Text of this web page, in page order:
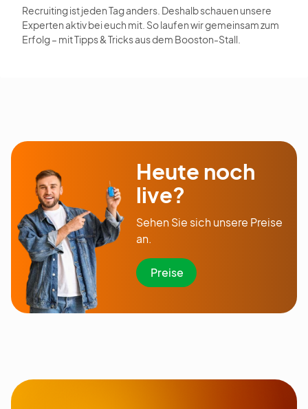
Recruiting ist jeden Tag anders. Deshalb schauen unsere
Experten aktiv bei euch mit. So laufen wir gemeinsam zum
Erfolg – mit Tipps & Tricks aus dem Booston-Stall.
Heute noch
live?
Sehen Sie sich unsere Preise
an.
Preise